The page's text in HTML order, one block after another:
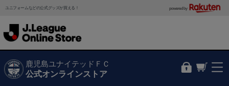
ユニフォームなどの公式グッズが買える！ powered by
鹿児島ユナイテッドＦＣ
公式オンラインストア